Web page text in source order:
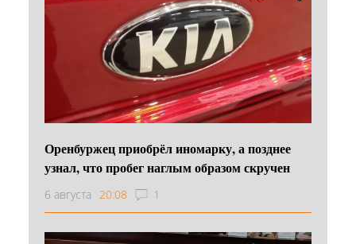
Оренбуржец приобрёл иномарку, а позднее
узнал, что пробег наглым образом скручен
6 августа 20:08 1